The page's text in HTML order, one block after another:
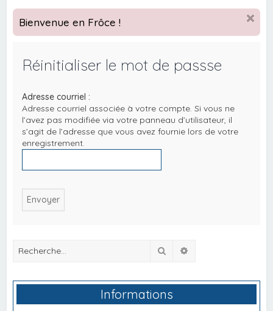
c
h
Bienvenue en Frôce !
Réinitialiser le mot de passse
Adresse courriel :
Adresse courriel associée à votre compte. Si vous ne
l’avez pas modifiée via votre panneau d’utilisateur, il
s’agit de l’adresse que vous avez fournie lors de votre
enregistrement.
Rechercher
Informations